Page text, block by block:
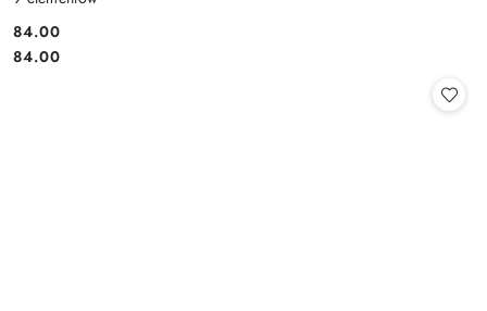
Cena:
84.00
Cena:
84.00